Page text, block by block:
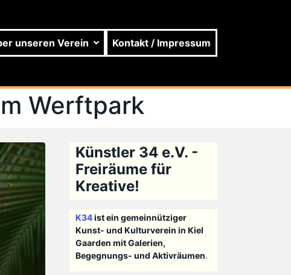
unseren Verein Kontakt / Impressum
Werftpark
Künstler 34 e.V. -
Freiräume für
Kreative!
K34ist ein gemeinnütziger
Kunst- und Kulturverein in Kiel
Gaarden mit Galerien,
Begegnungs- und Aktivräumen.